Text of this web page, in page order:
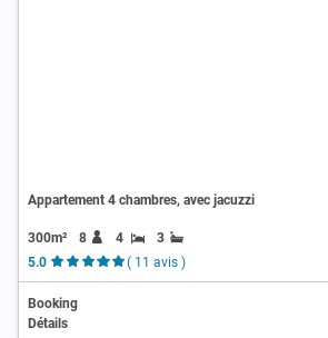
Appartement 4 chambres, avec jacuzzi
300m² 8 4
3
5.0
( 11 avis )
Booking
Détails